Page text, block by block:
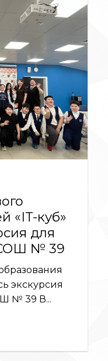
«IT-куб»
для
№ 39
экскурсия
№ 39 В...